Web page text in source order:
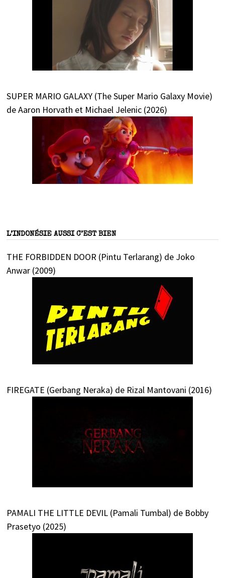
SUPER MARIO GALAXY (The Super Mario Galaxy Movie)
de Aaron Horvath et Michael Jelenic (2026)
L’INDONÉSIE AUSSI C’EST BIEN
THE FORBIDDEN DOOR (Pintu Terlarang) de Joko
Anwar (2009)
FIREGATE (Gerbang Neraka) de Rizal Mantovani (2016)
PAMALI THE LITTLE DEVIL (Pamali Tumbal) de Bobby
Prasetyo (2025)